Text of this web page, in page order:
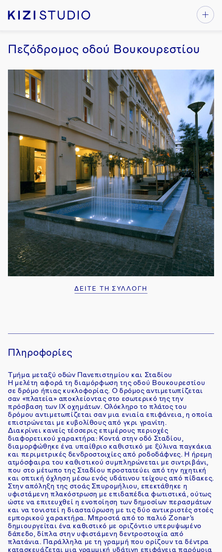
Πεζόδρομος οδού Βουκουρεστίου
ΔΕΙΤΕ ΤΗ ΣΥΛΛΟΓΗ
1
2
Πληροφορίες
Tμήμα μεταξύ οδών Πανεπιστημίου και Σταδίου
Η μελέτη αφορά τη διαμόρφωση της οδού Βουκουρεστίου
σε δρόμο ήπιας κυκλοφορίας. Ο δρόμος αντιμετωπίζεται
σαν «πλατεία» αποκλείοντας στο εσωτερικό της την
πρόσβαση των ΙΧ οχημάτων. Ολόκληρο το πλάτος του
δρόμου αντιμετωπίζεται σαν μια ενιαία επιφάνεια, η οποία
επιστρώνεται με κυβολίθους από γκρι γρανίτη.
Διακρίνει κανείς τέσσερις επιμέρους περιοχές
διαφορετικού χαρακτήρα: Κοντά στην οδό Σταδίου,
διαμορφώθηκε ένα υπαίθριο καθιστικό με ξύλινα παγκάκια
και περιμετρικές δενδροστοιχίες από ροδοδάφνες. Η ήρεμη
ατμόσφαιρα του καθιστικού συμπληρώνεται με σιντριβάνι,
που στο μέτωπο της Σταδίου προστατεύει από την ηχητική
και οπτική όχληση μέσω ενός υδάτινου τείχους από πίδακες.
Στην απόληξη της στοάς Σπυρομήλιου, επεκτάθηκε η
υφιστάμενη πλακόστρωση με επιδαπέδια φωτιστικά, ούτως
ώστε να επιτευχθεί η ενοποίηση των δημοσίων περασμάτων
και να τονιστεί η διασταύρωση με τις δύο αντικριστές στοές
εμπορικού χαρακτήρα. Μπροστά από το παλιό Zonar’s
δημιουργείται ένα καθιστικό με οριζόντιο υπερυψωμένο
δάπεδο, δίπλα στην υφιστάμενη δεντροστοιχία από
πλατάνια. Παράλληλα με τη γραμμή που ορίζουν τα δέντρα
κατασκευάζεται μια γραμμική υδάτινη επιφάνεια παρόμοια
1